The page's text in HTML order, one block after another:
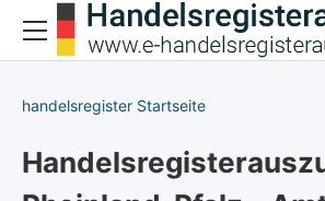
handelsregister Startseite